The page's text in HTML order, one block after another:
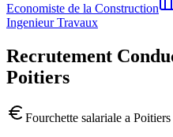
Economiste de la Construction
Ingenieur Travaux
Recrutement
Poitiers
Fourchette salariale a Poitiers